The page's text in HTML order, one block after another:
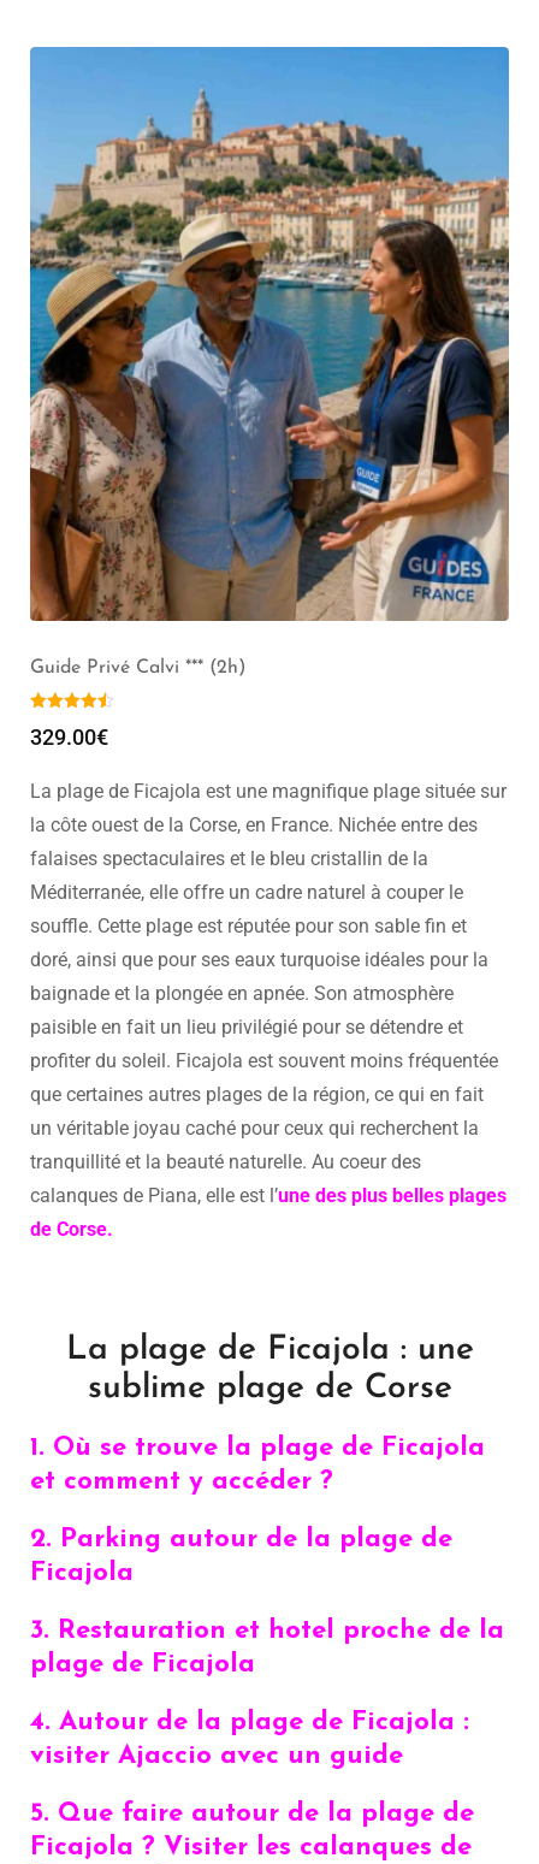
Visite de Calvi (2h) – Groupe de 1 à 20 pers
319.00€
La plage de Ficajola est une magnifique plage située sur
la côte ouest de la Corse, en France. Nichée entre des
falaises spectaculaires et le bleu cristallin de la
Méditerranée, elle offre un cadre naturel à couper le
souffle. Cette plage est réputée pour son sable fin et
doré, ainsi que pour ses eaux turquoise idéales pour la
baignade et la plongée en apnée. Son atmosphère
paisible en fait un lieu privilégié pour se détendre et
profiter du soleil. Ficajola est souvent moins fréquentée
que certaines autres plages de la région, ce qui en fait
un véritable joyau caché pour ceux qui recherchent la
tranquillité et la beauté naturelle. Au coeur des
calanques de Piana, elle est l’une des plus belles plages
de Corse.
La plage de Ficajola : une
sublime plage de Corse
1. Où se trouve la plage de Ficajola
et comment y accéder ?
2. Parking autour de la plage de
Ficajola
3. Restauration et hotel proche de la
plage de Ficajola
4. Autour de la plage de Ficajola :
visiter Ajaccio avec un guide
5. Que faire autour de la plage de
Ficajola ? Visiter les calanques de